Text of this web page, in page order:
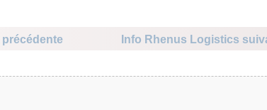
Info Rhenus Logistics